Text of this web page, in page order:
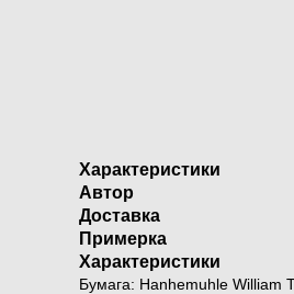
Характеристики
Автор
Доставка
Примерка
Характеристики
Бумага: Hanhemuhle William